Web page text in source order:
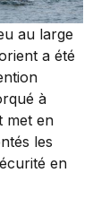
au large
a été
à
met en
les
en